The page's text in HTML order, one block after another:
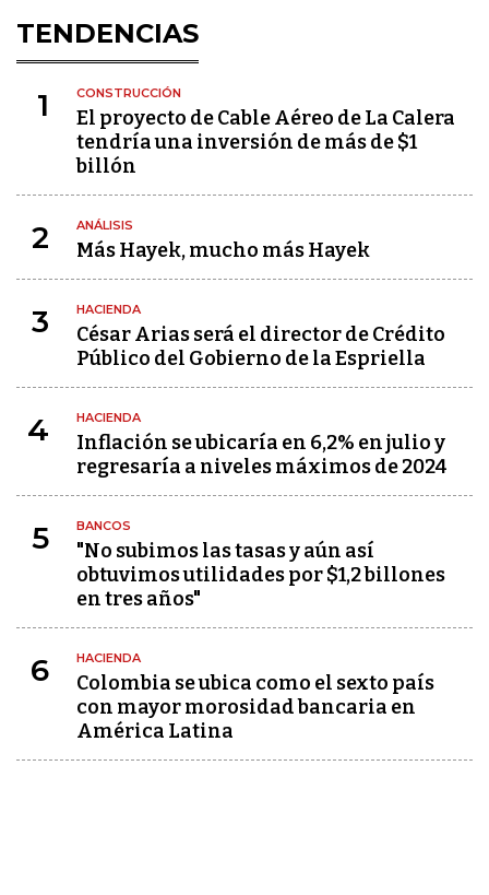
TENDENCIAS
1 CONSTRUCCIÓN
El proyecto de Cable Aéreo de La Calera
tendría una inversión de más de $1
billón
2 ANÁLISIS
Más Hayek, mucho más Hayek
3 HACIENDA
César Arias será el director de Crédito
Público del Gobierno de la Espriella
4 HACIENDA
Inflación se ubicaría en 6,2% en julio y
regresaría a niveles máximos de 2024
5 BANCOS
"No subimos las tasas y aún así
obtuvimos utilidades por $1,2 billones
en tres años"
6 HACIENDA
Colombia se ubica como el sexto país
con mayor morosidad bancaria en
América Latina